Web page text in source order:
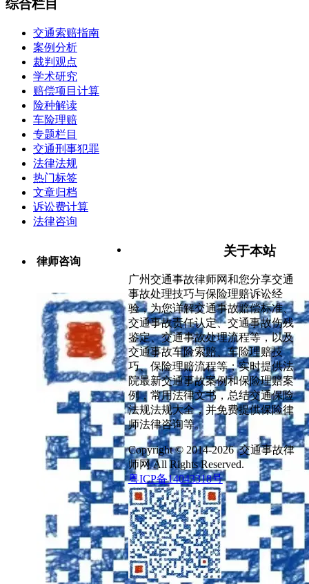
综合栏目
交通索赔指南
案例分析
裁判观点
学术研究
赔偿项目计算
险种解读
车险理赔
专题栏目
交通刑事犯罪
法律法规
热门标签
文章归档
诉讼费计算
法律咨询
律师咨询
关于本站
广州交通事故律师网和您分享交通
事故处理技巧与保险理赔诉讼经
验，为您详解交通事故赔偿标准、
交通事故责任认定、交通事故伤残
鉴定、交通事故处理流程等，以及
交通事故车险索赔、车险理赔技
巧、保险理赔流程等；实时提供法
院最新交通事故案例和保险理赔案
例，常用法律文书，总结交通保险
法规法规大全，并免费提供保险律
师法律咨询等。
Copyright © 2014-2026 交通事故律
师网 All Rights Reserved.
粤ICP备14043318号